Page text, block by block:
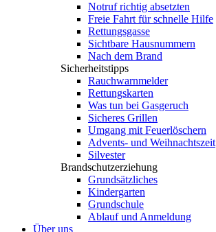
Notruf richtig absetzten
Freie Fahrt für schnelle Hilfe
Rettungsgasse
Sichtbare Hausnummern
Nach dem Brand
Sicherheitstipps
Rauchwarnmelder
Rettungskarten
Was tun bei Gasgeruch
Sicheres Grillen
Umgang mit Feuerlöschern
Advents- und Weihnachtszeit
Silvester
Brandschutzerziehung
Grundsätzliches
Kindergarten
Grundschule
Ablauf und Anmeldung
Über uns